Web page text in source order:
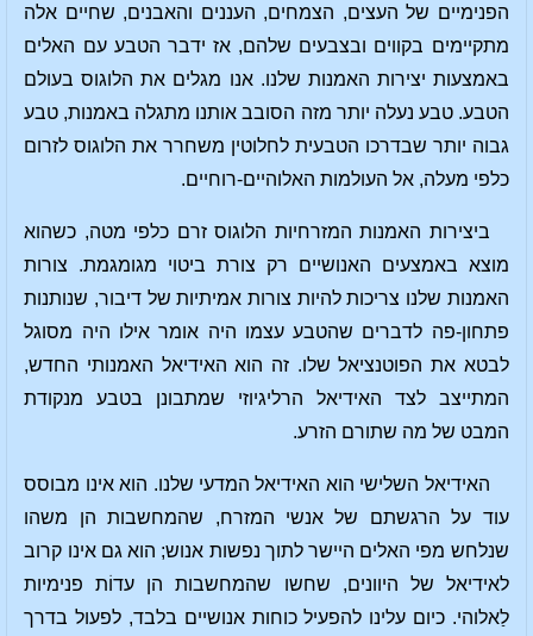
הפנימיים של העצים, הצמחים, העננים והאבנים, שחיים אלה
מתקיימים בקווים ובצבעים שלהם, אז ידבר הטבע עם האלים
באמצעות יצירות האמנות שלנו. אנו מגלים את הלוגוס בעולם
הטבע. טבע נעלה יותר מזה הסובב אותנו מתגלה באמנות, טבע
גבוה יותר שבדרכו הטבעית לחלוטין משחרר את הלוגוס לזרום
כלפי מעלה, אל העולמות האלוהיים-רוחיים.
ביצירות האמנות המזרחיות הלוגוס זרם כלפי מטה, כשהוא
מוצא באמצעים האנושיים רק צורת ביטוי מגומגמת. צורות
האמנות שלנו צריכות להיות צורות אמיתיות של דיבור, שנותנות
פתחון-פה לדברים שהטבע עצמו היה אומר אילו היה מסוגל
לבטא את הפוטנציאל שלו. זה הוא האידיאל האמנותי החדש,
המתייצב לצד האידיאל הרליגיוזי שמתבונן בטבע מנקודת
המבט של מה שתורם הזרע.
האידיאל השלישי הוא האידיאל המדעי שלנו. הוא אינו מבוסס
עוד על הרגשתם של אנשי המזרח, שהמחשבות הן משהו
שנלחש מפי האלים היישר לתוך נפשות אנוש; הוא גם אינו קרוב
לאידיאל של היוונים, שחשו שהמחשבות הן עדוֹת פנימיות
לַאלוהי. כיום עלינו להפעיל כוחות אנושיים בלבד, לפעול בדרך